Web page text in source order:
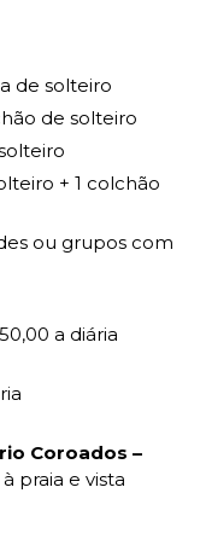
de solteiro
de solteiro
+ 1 colchão
ou grupos com
a diária
Coroados –
praia e vista